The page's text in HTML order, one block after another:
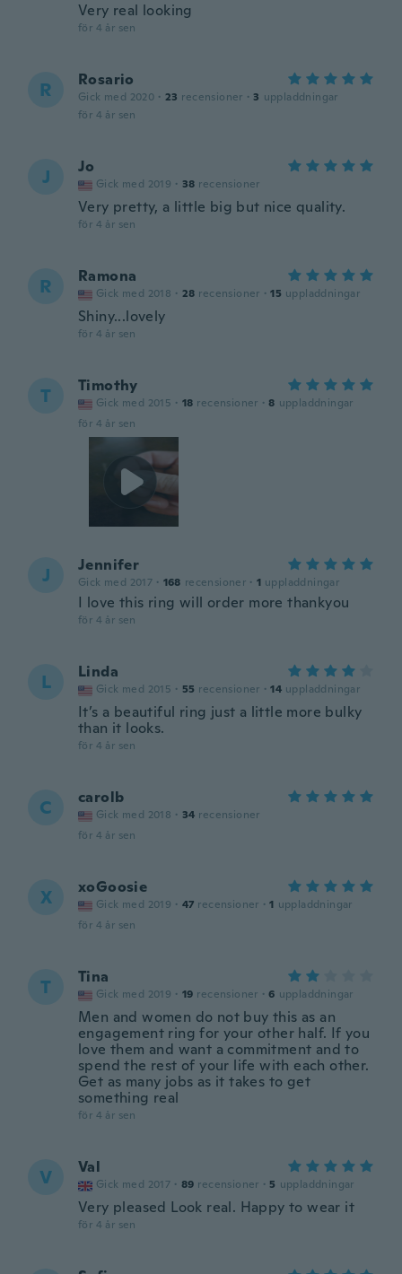
Very real looking
för 4 år sen
R Rosario
Gick med 2020 · 23 recensioner · 3 uppladdningar
för 4 år sen
J Jo
Gick med 2019 · 38 recensioner
Very pretty, a little big but nice quality.
för 4 år sen
R Ramona
Gick med 2018 · 28 recensioner · 15 uppladdningar
Shiny...lovely
för 4 år sen
T Timothy
Gick med 2015 · 18 recensioner · 8 uppladdningar
för 4 år sen
J Jennifer
Gick med 2017 · 168 recensioner · 1 uppladdningar
I love this ring will order more thankyou
för 4 år sen
L Linda
Gick med 2015 · 55 recensioner · 14 uppladdningar
It’s a beautiful ring just a little more bulky
than it looks.
för 4 år sen
C carolb
Gick med 2018 · 34 recensioner
för 4 år sen
X xoGoosie
Gick med 2019 · 47 recensioner · 1 uppladdningar
för 4 år sen
T Tina
Gick med 2019 · 19 recensioner · 6 uppladdningar
Men and women do not buy this as an
engagement ring for your other half. If you
love them and want a commitment and to
spend the rest of your life with each other.
Get as many jobs as it takes to get
something real
för 4 år sen
V Val
Gick med 2017 · 89 recensioner · 5 uppladdningar
Very pleased Look real. Happy to wear it
för 4 år sen